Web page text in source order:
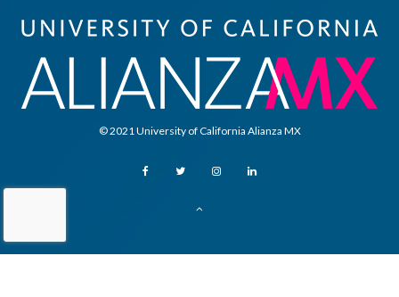
© 2021 University of California Alianza MX